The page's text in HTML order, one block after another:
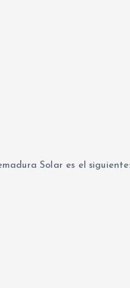
Solar es el siguiente: